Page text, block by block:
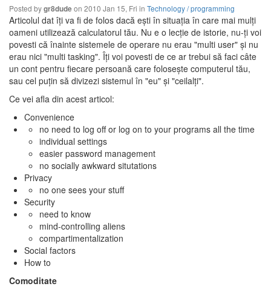
Posted bygr8dudeon 2010 Jan 15, Fri in Technology / programming
Articolul dat îţi va fi de folos dacă eşti în situaţia în care mai mulţi
oameni utilizează calculatorul tău. Nu e o lecţie de istorie, nu-ţi voi
povesti că înainte sistemele de operare nu erau "multi user" şi nu
erau nici "multi tasking". Îţi voi povesti de ce ar trebui să faci câte
un cont pentru fiecare persoană care foloseşte computerul tău,
sau cel puţin să divizezi sistemul în "eu" şi "ceilalţi".
Ce vei afla din acest articol:
Convenience
no need to log off or log on to your programs all the time
individual settings
easier password management
no socially awkward situtations
Privacy
no one sees your stuff
Security
need to know
mind-controlling aliens
compartimentalization
Social factors
How to
Comoditate